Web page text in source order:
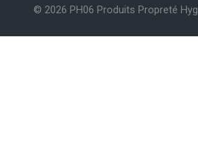
© 2026 PH06 Produits Propreté